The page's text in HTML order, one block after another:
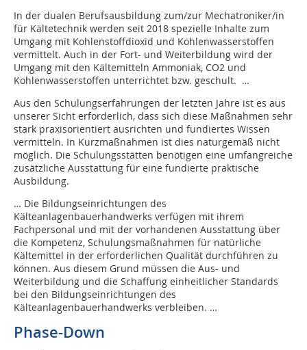
In der dualen Berufsausbildung zum/zur Mechatroniker/in
für Kältetechnik werden seit 2018 spezielle Inhalte zum
Umgang mit Kohlenstoffdioxid und Kohlenwasserstoffen
vermittelt. Auch in der Fort- und Weiterbildung wird der
Umgang mit den Kältemitteln Ammoniak, CO2 und
Kohlenwasserstoffen unterrichtet bzw. geschult. …
Aus den Schulungserfahrungen der letzten Jahre ist es aus
unserer Sicht erforderlich, dass sich diese Maßnahmen sehr
stark praxisorientiert ausrichten und fundiertes Wissen
vermitteln. In Kurzmaßnahmen ist dies naturgemäß nicht
möglich. Die Schulungsstätten benötigen eine umfangreiche
zusätzliche Ausstattung für eine fundierte praktische
Ausbildung.
… Die Bildungseinrichtungen des
Kälteanlagenbauerhandwerks verfügen mit ihrem
Fachpersonal und mit der vorhandenen Ausstattung über
die Kompetenz, Schulungsmaßnahmen für natürliche
Kältemittel in der erforderlichen Qualität durchführen zu
können. Aus diesem Grund müssen die Aus- und
Weiterbildung und die Schaffung einheitlicher Standards
bei den Bildungseinrichtungen des
Kälteanlagenbauerhandwerks verbleiben. …
Phase-Down